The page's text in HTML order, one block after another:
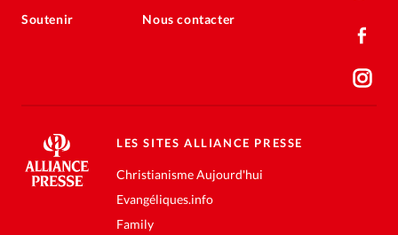
Soutenir Nous contacter
LES SITES ALLIANCE PRESSE
Christianisme Aujourd'hui
Evangéliques.info
Family